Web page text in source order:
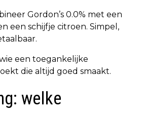
Gordon’s 0.0% met een
een schijfje citroen. Simpel,
een toegankelijke
die altijd goed smaakt.
welke